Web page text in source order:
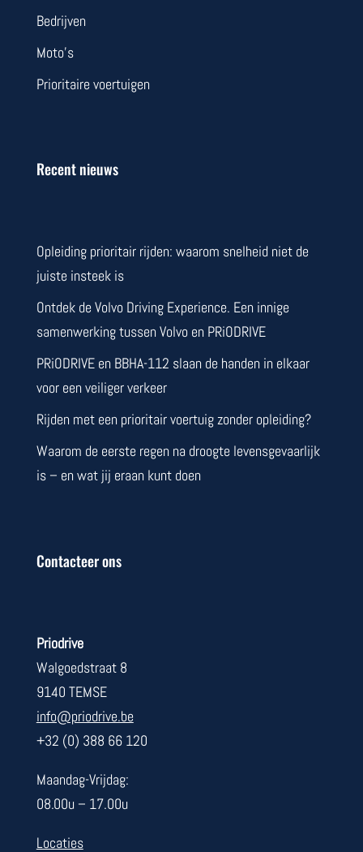
Bedrijven
Moto’s
Prioritaire voertuigen
Recent nieuws
Opleiding prioritair rijden: waarom snelheid niet de
juiste insteek is
Ontdek de Volvo Driving Experience. Een innige
samenwerking tussen Volvo en PRiODRIVE
PRiODRIVE en BBHA-112 slaan de handen in elkaar
voor een veiliger verkeer
Rijden met een prioritair voertuig zonder opleiding?
Waarom de eerste regen na droogte levensgevaarlijk
is – en wat jij eraan kunt doen
Contacteer ons
Priodrive
Walgoedstraat 8
9140 TEMSE
info@priodrive.be
+32 (0) 388 66 120
Maandag-Vrijdag:
08.00u – 17.00u
Locaties